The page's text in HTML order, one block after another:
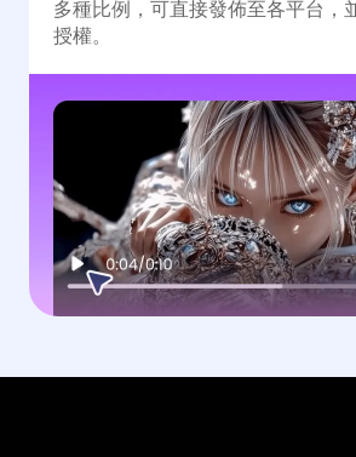
多種比例，可直接發佈至各平台，
授權。